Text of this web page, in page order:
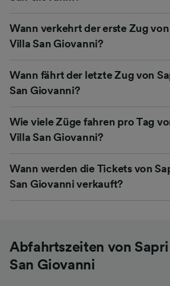
Wann verkehrt der erste Zug
Villa San Giovanni?
Wann fährt der letzte Zug von
San Giovanni?
Wie viele Züge fahren pro Tag
Villa San Giovanni?
Wann werden die Tickets von
San Giovanni verkauft?
Abfahrtszeiten von
San Giovanni